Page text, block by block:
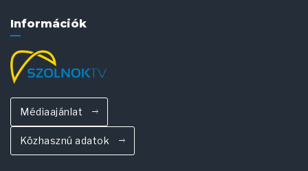
Információk
Médiaajánlat
Közhasznú adatok